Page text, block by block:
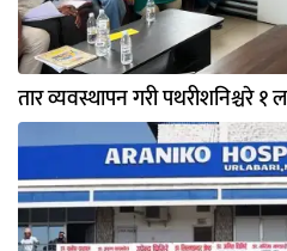
तार व्यवस्थापन गरी पथरीशनिश्चरे १